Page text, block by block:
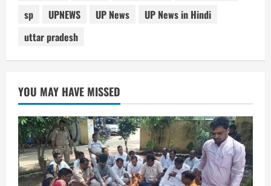
sp
UPNEWS UP News
UP News in Hindi
uttar pradesh
YOU MAY HAVE MISSED